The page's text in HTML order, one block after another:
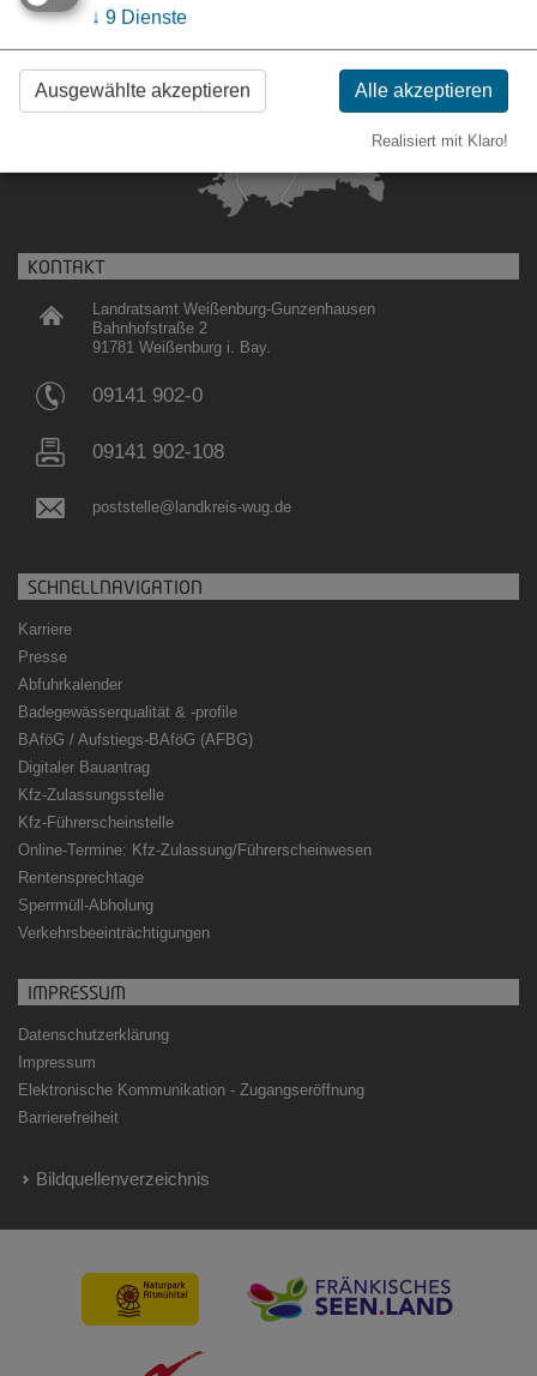
KONTAKT
Landratsamt Weißenburg-Gunzenhausen
Bahnhofstraße 2
91781 Weißenburg i. Bay.
09141 902-0
09141 902-108
poststelle@landkreis-wug.de
SCHNELLNAVIGATION
Karriere
Presse
Abfuhrkalender
Badegewässerqualität & -profile
BAföG / Aufstiegs-BAföG (AFBG)
Digitaler Bauantrag
Kfz-Zulassungsstelle
Kfz-Führerscheinstelle
Online-Termine: Kfz-Zulassung/Führerscheinwesen
Rentensprechtage
Sperrmüll-Abholung
Verkehrsbeeinträchtigungen
IMPRESSUM
Datenschutzerklärung
Impressum
Elektronische Kommunikation - Zugangseröffnung
Barrierefreiheit
Bildquellenverzeichnis
↓ 9 Dienste
Ausgewählte akzeptieren Alle akzeptieren
Realisiert mit Klaro!